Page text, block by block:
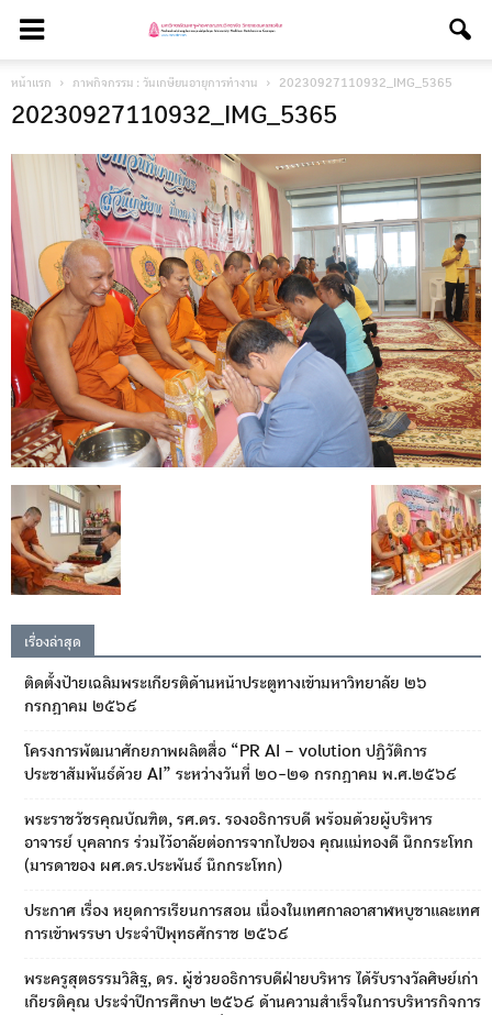
หน้าแรก ภาพกิจกรรม : วันเกษียนอายุการทำงาน 20230927110932_IMG_5365
20230927110932_IMG_5365
เรื่องล่าสุด
ติดตั้งป้ายเฉลิมพระเกียรติด้านหน้าประตูทางเข้ามหาวิทยาลัย ๒๖
กรกฎาคม ๒๕๖๙
โครงการพัฒนาศักยภาพผลิตสื่อ “PR AI – volution ปฏิวัติการ
ประชาสัมพันธ์ด้วย AI” ระหว่างวันที่ ๒๐-๒๑ กรกฎาคม พ.ศ.๒๕๖๙
พระราชวัชรคุณบัณฑิต, รศ.ดร. รองอธิการบดี พร้อมด้วยผู้บริหาร
อาจารย์ บุคลากร ร่วมไว้อาลัยต่อการจากไปของ คุณแม่ทองดี นึกกระโทก
(มารดาของ ผศ.ดร.ประพันธ์ นึกกระโทก)
ประกาศ เรื่อง หยุดการเรียนการสอน เนื่องในเทศกาลอาสาฬหบูชาและเทศ
การเข้าพรรษา ประจำปีพุทธศักราช ๒๕๖๙
พระครูสุตธรรมวิสิฐ, ดร. ผู้ช่วยอธิการบดีฝ่ายบริหาร ได้รับรางวัลศิษย์เก่า
เกียรติคุณ ประจำปีการศึกษา ๒๕๖๙ ด้านความสำเร็จในการบริหารกิจการ